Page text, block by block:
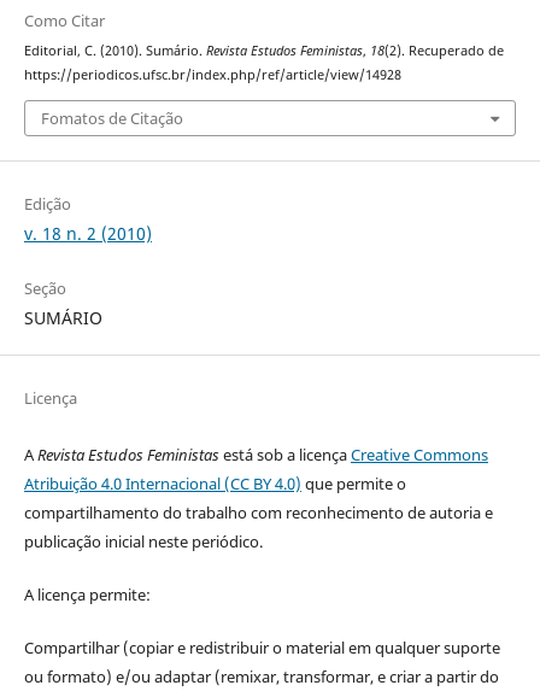
Como Citar
Editorial, C. (2010). Sumário. Revista Estudos Feministas, 18(2). Recuperado de
https://periodicos.ufsc.br/index.php/ref/article/view/14928
Fomatos de Citação
Edição
v. 18 n. 2 (2010)
Seção
SUMÁRIO
Licença
ARevista Estudos Feministasestá sob a licençaCreative Commons
Atribuição 4.0 Internacional (CC BY 4.0) que permite o
compartilhamento do trabalho com reconhecimento de autoria e
publicação inicial neste periódico.
A licença permite:
Compartilhar (copiar e redistribuir o material em qualquer suporte
ou formato) e/ou adaptar (remixar, transformar, e criar a partir do